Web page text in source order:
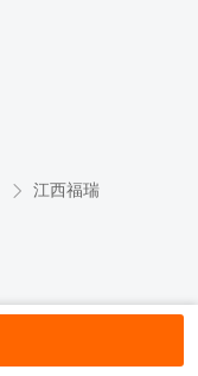
江西福瑞